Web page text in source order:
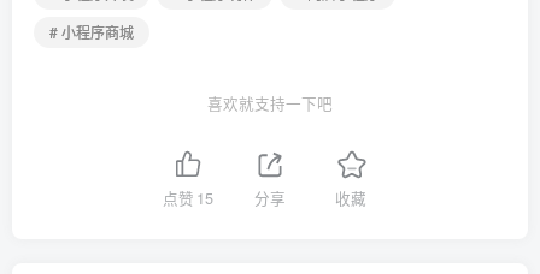
# 小程序商城
喜欢就支持一下吧
点赞 15 分享 收藏